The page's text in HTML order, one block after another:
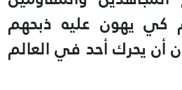
كي يهون عليه ذبحهم
يحرك أحد في العالم